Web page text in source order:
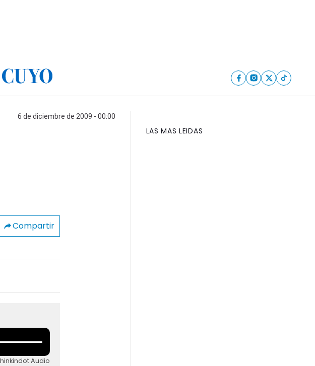
6 de diciembre de 2009 - 00:00
Compartir
Audio
LAS MAS LEIDAS